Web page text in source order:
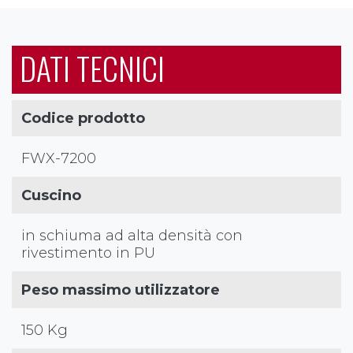
DATI TECNICI
Codice prodotto
FWX-7200
Cuscino
in schiuma ad alta densità con
rivestimento in PU
Peso massimo utilizzatore
150 Kg